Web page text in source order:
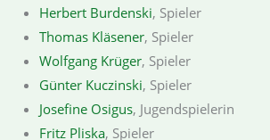
Herbert Burdenski, Spieler
Thomas Kläsener, Spieler
Wolfgang Krüger, Spieler
Günter Kuczinski, Spieler
Josefine Osigus, Jugendspielerin
Fritz Pliska, Spieler